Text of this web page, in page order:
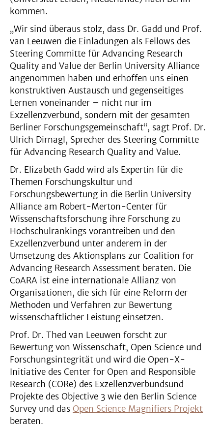
kommen.
„Wir sind überaus stolz, dass Dr. Gadd und Prof.
van Leeuwen die Einladungen als Fellows des
Steering Committe für Advancing Research
Quality and Value der Berlin University Alliance
angenommen haben und erhoffen uns einen
konstruktiven Austausch und gegenseitiges
Lernen voneinander – nicht nur im
Exzellenzverbund, sondern mit der gesamten
Berliner Forschungsgemeinschaft“, sagt Prof. Dr.
Ulrich Dirnagl, Sprecher des Steering Committe
für Advancing Research Quality and Value.
Dr. Elizabeth Gadd wird als Expertin für die
Themen Forschungskultur und
Forschungsbewertung in die Berlin University
Alliance am Robert-Merton-Center für
Wissenschaftsforschung ihre Forschung zu
Hochschulrankings vorantreiben und den
Exzellenzverbund unter anderem in der
Umsetzung des Aktionsplans zur Coalition for
Advancing Research Assessment beraten. Die
CoARA ist eine internationale Allianz von
Organisationen, die sich für eine Reform der
Methoden und Verfahren zur Bewertung
wissenschaftlicher Leistung einsetzen.
Prof. Dr. Thed van Leeuwen forscht zur
Bewertung von Wissenschaft, Open Science und
Forschungsintegrität und wird die Open-X-
Initiative des Center for Open and Responsible
Research (CORe) des Exzellenzverbundsund
Projekte des Objective 3 wie den Berlin Science
Survey und das Open Science Magnifiers Projekt
beraten.